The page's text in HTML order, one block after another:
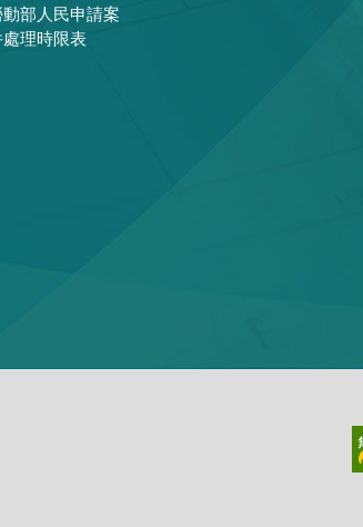
動部人民申請案
處理時限表